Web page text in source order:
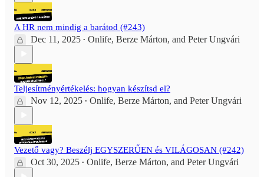
A HR nem mindig a barátod (#243)
Dec 11, 2025 • Onlife, Berze Márton, and Peter Ungvári
Teljesítményértékelés: hogyan készítsd el?
Nov 12, 2025 • Onlife, Berze Márton, and Peter Ungvári
Vezető vagy? Beszélj EGYSZERŰEN és VILÁGOSAN (#242)
Oct 30, 2025 • Onlife, Berze Márton, and Peter Ungvári